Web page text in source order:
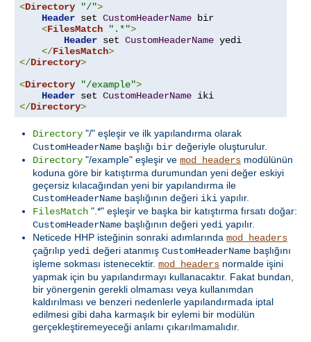
<Directory "/">
Header set CustomHeaderName bir
<FilesMatch ".*">
Header set CustomHeaderName yedi
</FilesMatch>
</Directory>
<Directory "/example">
Header set CustomHeaderName
</Directory>
Directory "/" eşleşir ve ilk yapılandırma olarak
CustomHeaderName başlığı bir değeriyle oluşturulur.
Directory "/example" eşleşir ve mod_headers modülünün
koduna göre bir katıştırma durumundan yeni değer eskiyi
geçersiz kılacağından yeni bir yapılandırma ile
CustomHeaderName başlığının değeri iki yapılır.
FilesMatch ".*" eşleşir ve başka bir katıştırma fırsatı doğar:
CustomHeaderName başlığının değeri yedi yapılır.
Neticede HHP isteğinin sonraki adımlarında mod_headers
çağrılıp yedi değeri atanmış CustomHeaderName başlığını
işleme sokması istenecektir. mod_headers normalde işini
yapmak için bu yapılandırmayı kullanacaktır. Fakat bundan,
bir yönergenin gerekli olmaması veya kullanımdan
kaldırılması ve benzeri nedenlerle yapılandırmada iptal
edilmesi gibi daha karmaşık bir eylemi bir modülün
gerçekleştiremeyeceği anlamı çıkarılmamalıdır.